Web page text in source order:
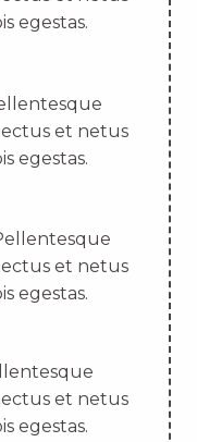
egestas.
et netus
egestas.
et netus
egestas.
et netus
egestas.